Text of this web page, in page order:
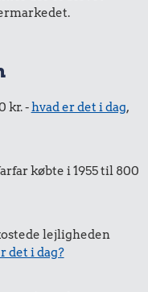
Snaps
kr. -hvad er det i dag,
købte i 1955 til 800
lejligheden
det i dag?